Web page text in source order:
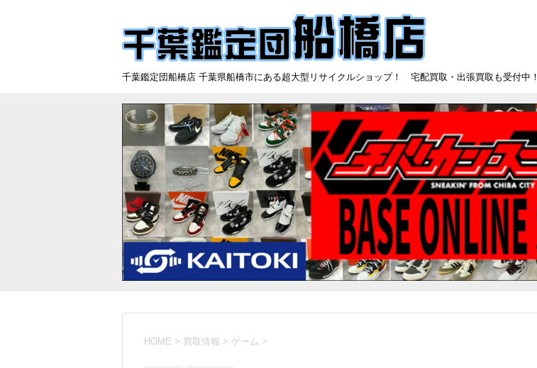
千葉鑑定団船橋店 千葉県船橋市にある超大型リサイクルショップ！ 宅配買取・出張買取も受付中！
HOME > 買取情報 > ゲーム >